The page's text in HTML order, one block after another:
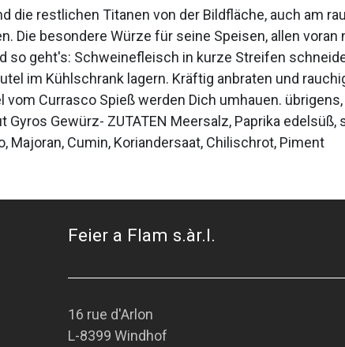
die restlichen Titanen von der Bildfläche, auch am
Die besondere Würze für seine Speisen, allen voran
so geht's: Schweinefleisch in kurze Streifen
im Kühlschrank lagern. Kräftig anbraten und
Currasco Spieß werden Dich umhauen.
Gewürz- ZUTATEN Meersalz, Paprika edelsüß,
Majoran, Cumin, Koriandersaat, Chilischrot, Piment
Feier a Flam s.àr.l.
16 rue d'Arlon
L-8399 Windhof